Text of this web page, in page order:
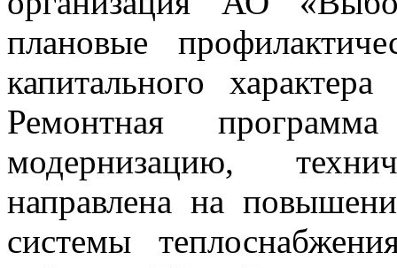
плановые
капитального
Ремонтная
модернизацию,
направлена на
системы